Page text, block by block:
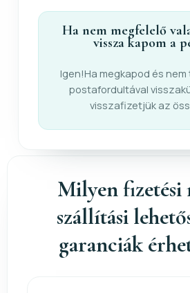
Ha nem megfelelő
vissza kapom a
Igen!Ha megkapod és
postafordultával
visszafizetjük az
Milyen fizetési
szállítási
garanciák